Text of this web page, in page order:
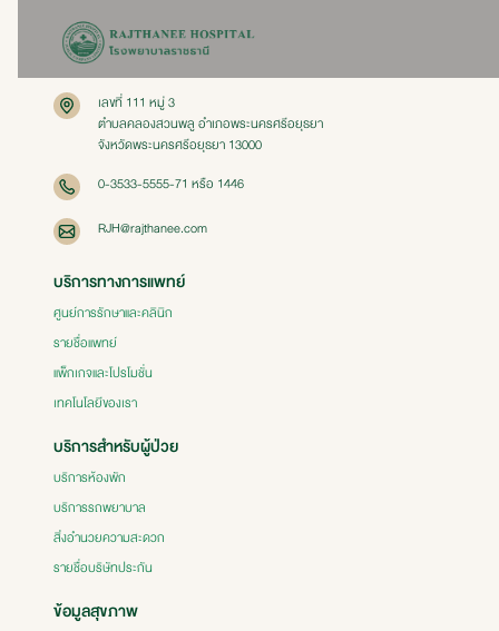
เลขที่ 111 หมู่ 3
ตำบลคลองสวนพลู อำเภอพระนครศรีอยุธยา
จังหวัดพระนครศรีอยุธยา 13000
0-3533-5555-71 หรือ 1446
RJH@rajthanee.com
บริการทางการแพทย์
ศูนย์การรักษาและคลินิก
รายชื่อแพทย์
แพ็กเกจและโปรโมชั่น
เทคโนโลยีของเรา
บริการสำหรับผู้ป่วย
บริการห้องพัก
บริการรถพยาบาล
สิ่งอำนวยความสะดวก
รายชื่อบริษัทประกัน
ข้อมูลสุขภาพ